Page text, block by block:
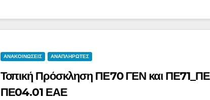
ΑΝΑΚΟΙΝΩΣΕΙΣ ΑΝΑΠΛΗΡΩΤΕΣ
Τοπική Πρόσκληση ΠΕ70 ΓΕΝ και
ΠΕ04.01 ΕΑΕ